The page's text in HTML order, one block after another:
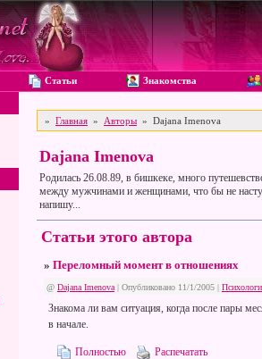
Статьи Знакомства
» Главная » Авторы » Dajana Imenova
Dajana Imenova
Родилась 26.08.89, в бишкеке, много
между мужчинами и женщинами, что бы не
напишу...
Статьи этого автора
» Переломный момент в отношениях
@ Dajana Imenova | Опубликовано 11/1/2005 |
Знакома ли вам ситуация, когда после пары
в начале.
Полностью Распечатать